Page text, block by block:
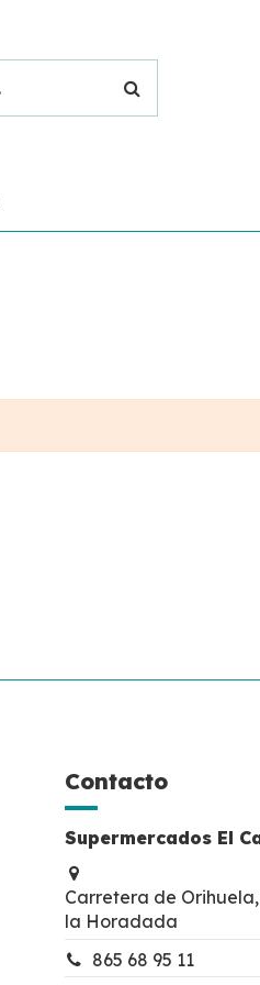
Contacto
Supermercados El
Carretera de Orihuela,
la Horadada
865 68 95 11